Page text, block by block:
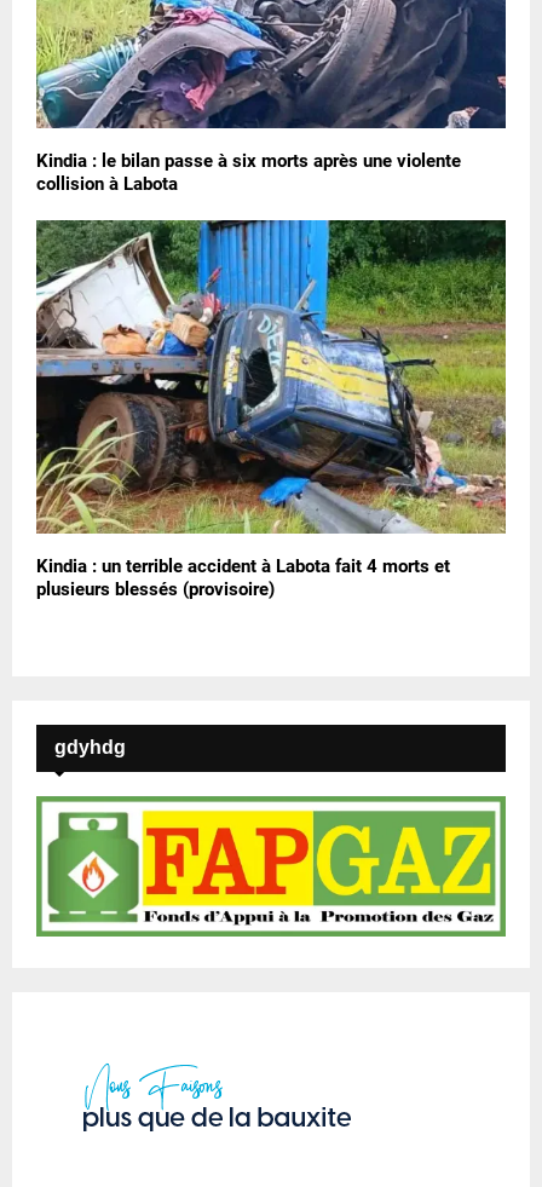
Kindia : le bilan passe à six morts après une violente
collision à Labota
Kindia : un terrible accident à Labota fait 4 morts et
plusieurs blessés (provisoire)
gdyhdg